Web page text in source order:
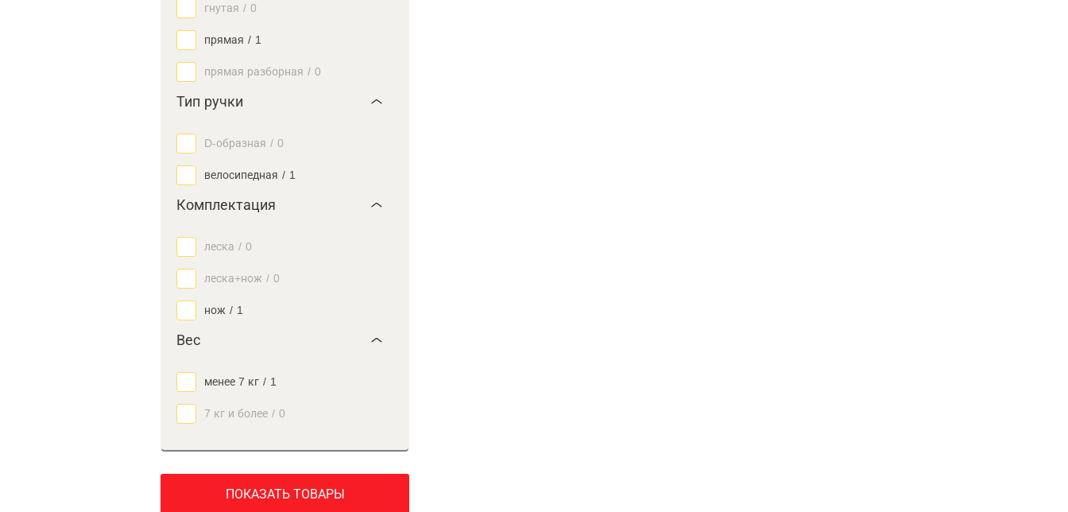
гнутая / 0
прямая / 1
прямая разборная / 0
Тип ручки
D-образная / 0
велосипедная / 1
Комплектация
леска / 0
леска+нож / 0
нож / 1
Вес
менее 7 кг / 1
7 кг и более / 0
ПОКАЗАТЬ ТОВАРЫ